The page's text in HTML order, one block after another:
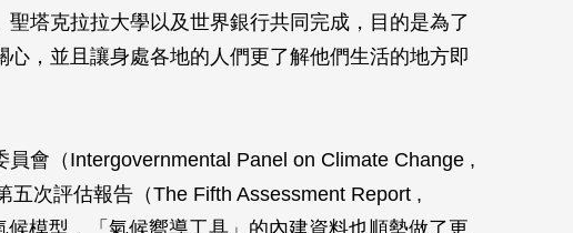
塔克拉拉大學以及世界銀行共同完成，目的是為了
，並且讓身處各地的人們更了解他們生活的地方即
員會（Intergovernmental Panel on Climate Change ,
五次評估報告（The Fifth Assessment Report ,
模型，「氣候嚮導工具」的內建資料也順勢做了更